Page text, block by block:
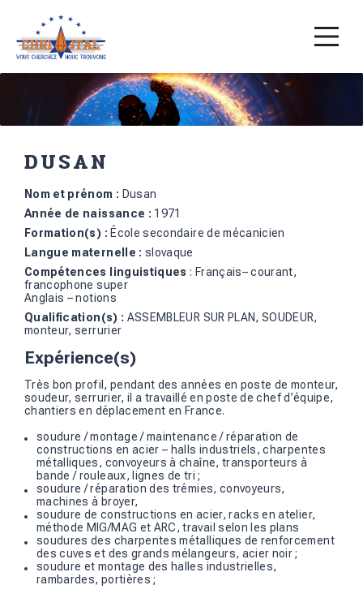
DUSAN
Nom et prénom : Dusan
Année de naissance : 1971
Formation(s) : École secondaire de mécanicien
Langue maternelle : slovaque
Compétences linguistiques : Français– courant,
francophone super
Anglais – notions
Qualification(s) : ASSEMBLEUR SUR PLAN, SOUDEUR,
monteur, serrurier
Expérience(s)
Très bon profil, pendant des années en poste de monteur,
soudeur, serrurier, il a travaillé en poste de chef d’équipe,
chantiers en déplacement en France.
soudure / montage / maintenance / réparation de
constructions en acier – halls industriels, charpentes
métalliques, convoyeurs à chaîne, transporteurs à
bande / rouleaux, lignes de tri ;
soudure / réparation des trémies, convoyeurs,
machines à broyer,
soudure de constructions en acier, racks en atelier,
méthode MIG/MAG et ARC, travail selon les plans
soudures des charpentes métalliques de renforcement
des cuves et des grands mélangeurs, acier noir ;
soudure et montage des halles industrielles,
rambardes, portières ;